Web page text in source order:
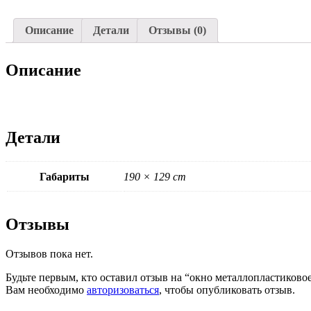
Описание Детали Отзывы (0)
Описание
Детали
Габариты 190 × 129 cm
Отзывы
Отзывов пока нет.
Будьте первым, кто оставил отзыв на “окно
Вам необходимо авторизоваться, чтобы опубликовать отзыв.